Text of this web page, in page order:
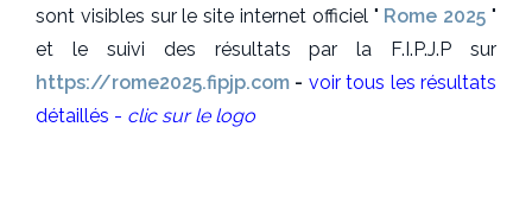
sont visibles sur le site internet officiel " Rome 2025 "
et le suivi des résultats par la F.I.P.J.P sur
https://rome2025.fipjp.com - voir tous les résultats
détaillés - clic sur le logo